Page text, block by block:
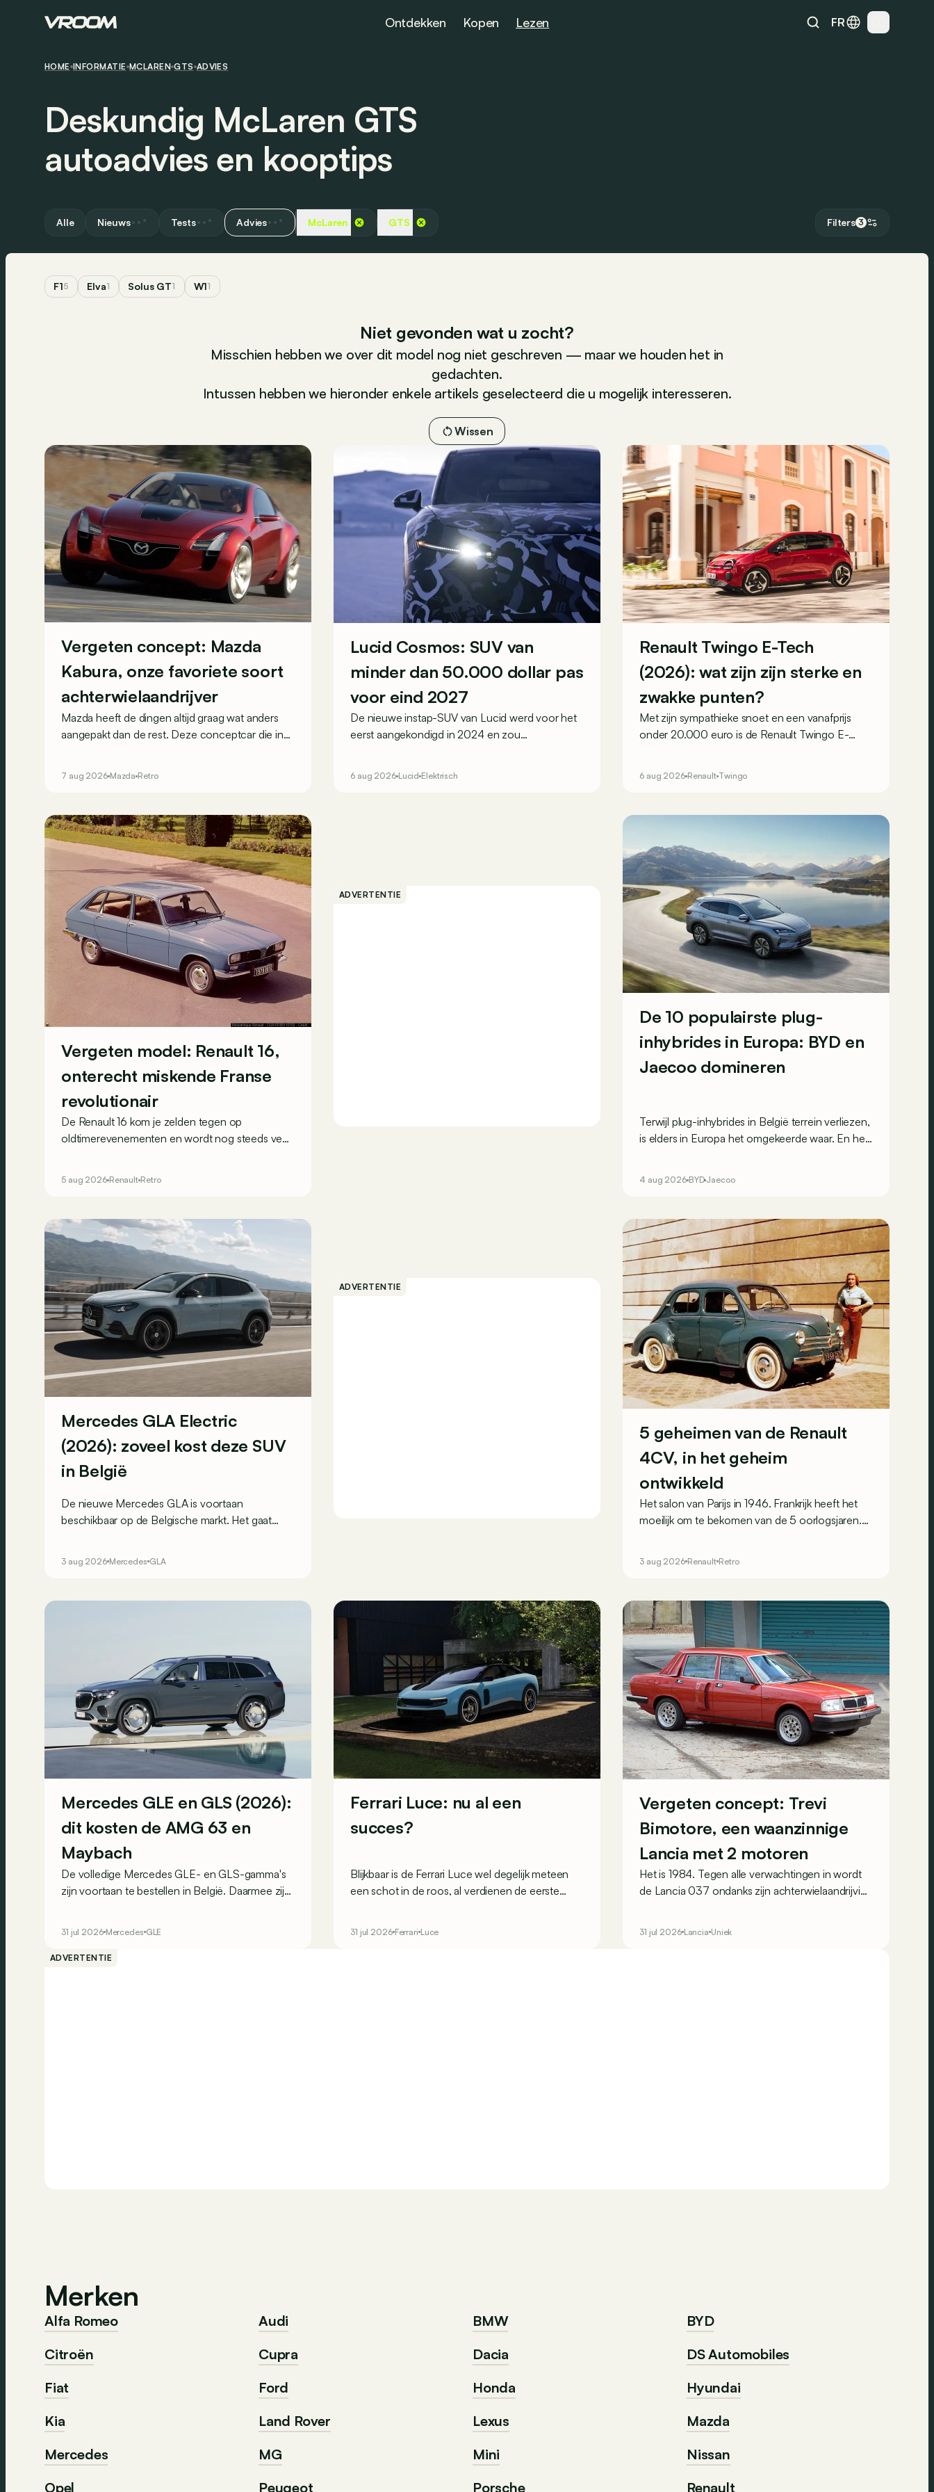
Ontdekken Kopen Lezen FR
HOME INFORMATIE MCLAREN GTS ADVIES
Deskundig McLaren GTS
autoadvies en kooptips
Alle Nieuws Tests Advies McLaren GTS Filters 3
F15 Elva1 Solus GT1 W11
Niet gevonden wat u zocht?
Misschien hebben we over dit model nog niet geschreven — maar we houden het in
gedachten.
Intussen hebben we hieronder enkele artikels geselecteerd die u mogelijk interesseren.
Wissen
Vergeten concept: Mazda
Kabura, onze favoriete soort
achterwielaandrijver
Mazda heeft de dingen altijd graag wat anders
aangepakt dan de rest. Deze conceptcar die in
7 aug 2026 Mazda Retro
Lucid Cosmos: SUV van
minder dan 50.000 dollar pas
voor eind 2027
De nieuwe instap-SUV van Lucid werd voor het
eerst aangekondigd in 2024 en zou
6 aug 2026 Lucid Elektrisch
Renault Twingo E-Tech
(2026): wat zijn zijn sterke en
zwakke punten?
Met zijn sympathieke snoet en een vanafprijs
onder 20.000 euro is de Renault Twingo E-
in de praktijk te overtuigen? Dit zijn zijn
6 aug 2026 Renault Twingo
Vergeten model: Renault 16,
onterecht miskende Franse
revolutionair
De Renault 16 kom je zelden tegen op
oldtimerevenementen en wordt nog steeds veel
1965 een absoluut uniek aanbod.
5 aug 2026 Renault Retro
ADVERTENTIE
De 10 populairste plug-
inhybrides in Europa: BYD en
Jaecoo domineren
Terwijl plug-inhybrides in België terrein verliezen,
is elders in Europa het omgekeerde waar. En het
top 3 van de Europese PHEV-inschrijvingen
4 aug 2026 BYD Jaecoo
Mercedes GLA Electric
(2026): zoveel kost deze SUV
in België
De nieuwe Mercedes GLA is voortaan
beschikbaar op de Belgische markt. Het gaat
3 aug 2026 Mercedes GLA
ADVERTENTIE
5 geheimen van de Renault
4CV, in het geheim
ontwikkeld
Het salon van Parijs in 1946. Frankrijk heeft het
moeilijk om te bekomen van de 5 oorlogsjaren.
moraal goed op de Renault-stand, waar men de
3 aug 2026 Renault Retro
Mercedes GLE en GLS (2026):
dit kosten de AMG 63 en
Maybach
De volledige Mercedes GLE- en GLS-gamma's
zijn voortaan te bestellen in België. Daarmee zijn
31 jul 2026 Mercedes GLE
Ferrari Luce: nu al een
succes?
Blijkbaar is de Ferrari Luce wel degelijk meteen
een schot in de roos, al verdienen de eerste
31 jul 2026 Ferrari Luce
Vergeten concept: Trevi
Bimotore, een waanzinnige
Lancia met 2 motoren
Het is 1984. Tegen alle verwachtingen in wordt
de Lancia 037 ondanks zijn achterwielaandrijving
vierwielaandrijving over te stappen. Omdat de
31 jul 2026 Lancia Uniek
ADVERTENTIE
Merken
Alfa Romeo Audi BMW
BYD
Citroën
Cupra Dacia
DS Automobiles
Fiat
Ford Honda
Hyundai
Kia
Land Rover Lexus
Mazda
Mercedes
MG Mini
Nissan
Opel
Peugeot Porsche Renault